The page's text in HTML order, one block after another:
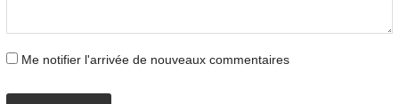
Me notifier l'arrivée de nouveaux commentaires